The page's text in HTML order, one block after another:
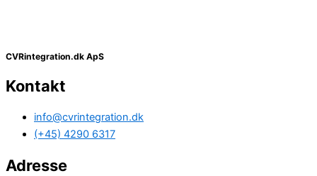
CVRintegration.dk ApS
Kontakt
info@cvrintegration.dk
(+45) 4290 6317
Adresse